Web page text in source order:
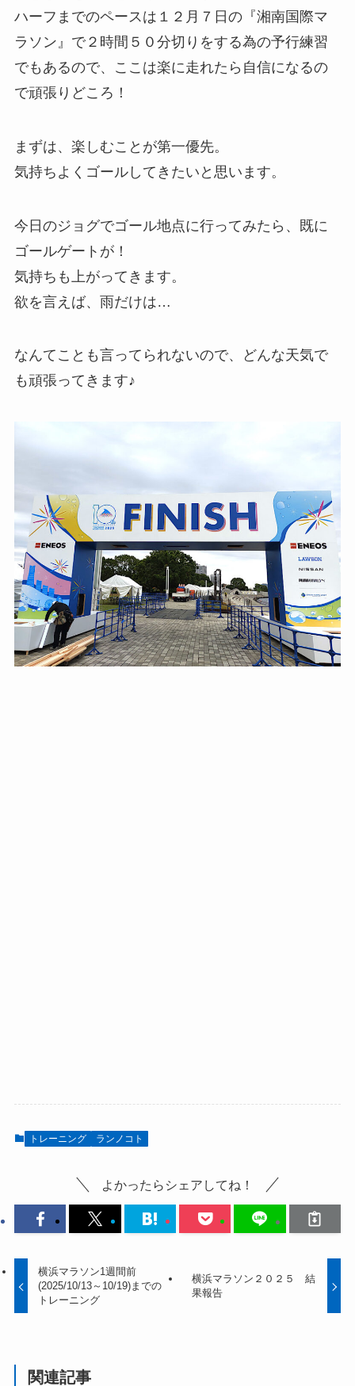
ハーフまでのペースは１２月７日の『湘南国際マ
ラソン』で２時間５０分切りをする為の予行練習
でもあるので、ここは楽に走れたら自信になるの
で頑張りどころ！
まずは、楽しむことが第一優先。
気持ちよくゴールしてきたいと思います。
今日のジョグでゴール地点に行ってみたら、既に
ゴールゲートが！
気持ちも上がってきます。
欲を言えば、雨だけは…
なんてことも言ってられないので、どんな天気で
も頑張ってきます♪
トレーニング ランノコト
よかったらシェアしてね！
横浜マラソン1週間前
(2025/10/13～10/19)までの
トレーニング
横浜マラソン２０２５ 結
果報告
関連記事